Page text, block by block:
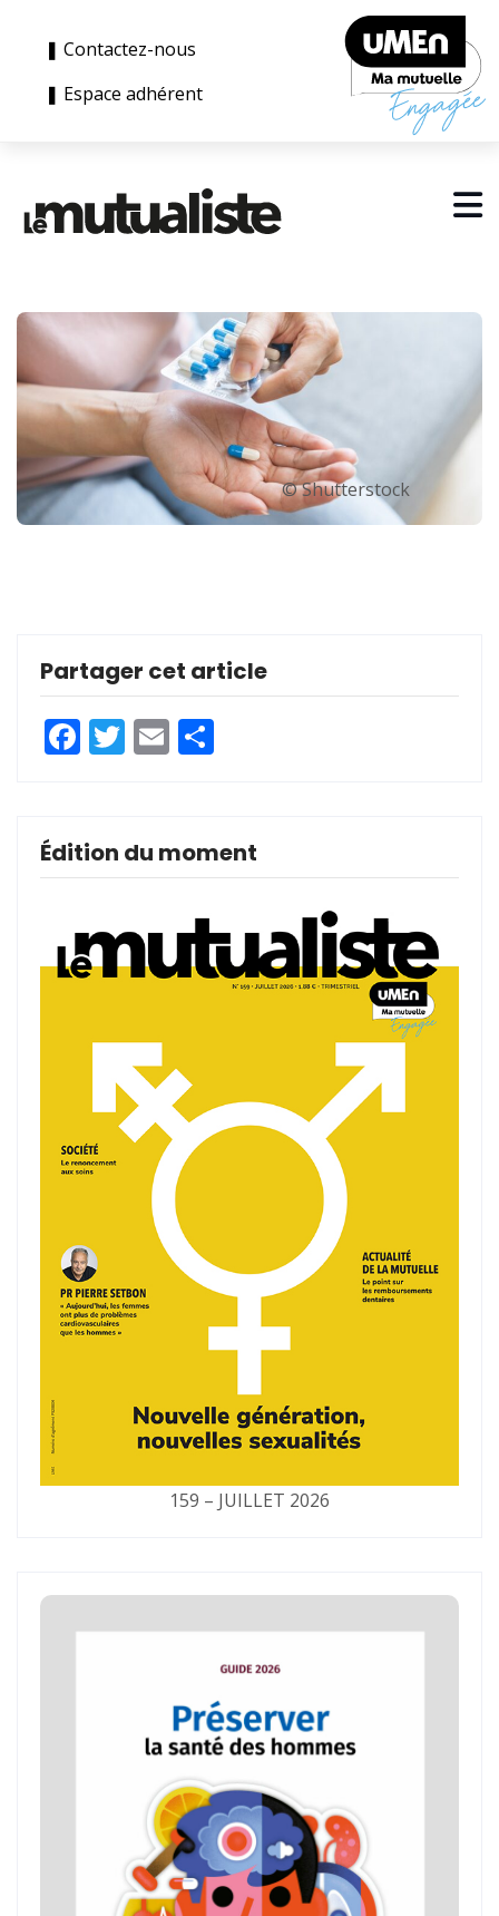
❚ Contactez-nous
❚ Espace adhérent
© Shutterstock
Partager cet article
Facebook
Twitter
Email
Édition du moment
159 – JUILLET 2026